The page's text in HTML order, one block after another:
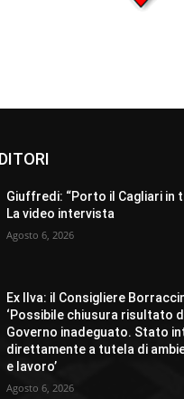
Giuffredi: “Porto il Cagliari in
La video intervista
Agosto 6, 2026
Ex Ilva: il Consigliere
‘Possibile chiusura risultato
Governo inadeguato. Stato
direttamente a tutela di
e lavoro’
Agosto 6, 2026